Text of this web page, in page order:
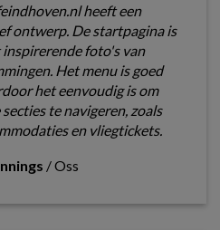
heeft een
ontwerp. De startpagina is
foto's van
Het menu is goed
het eenvoudig is om
te navigeren, zoals
en vliegtickets.
/Oss